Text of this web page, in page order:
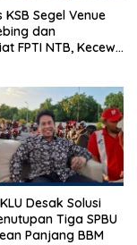
KSB Segel Venue
dan
FPTI NTB, Kecewa
Desak Solusi
Tiga SPBU
Panjang BBM